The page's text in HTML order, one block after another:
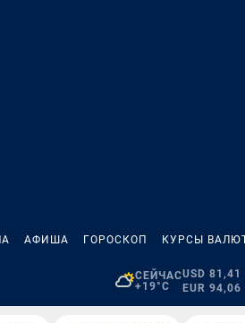
АФИША ГОРОСКОП КУРСЫ
СЕЙЧАС
+19°C
USD 81,41
EUR 94,06